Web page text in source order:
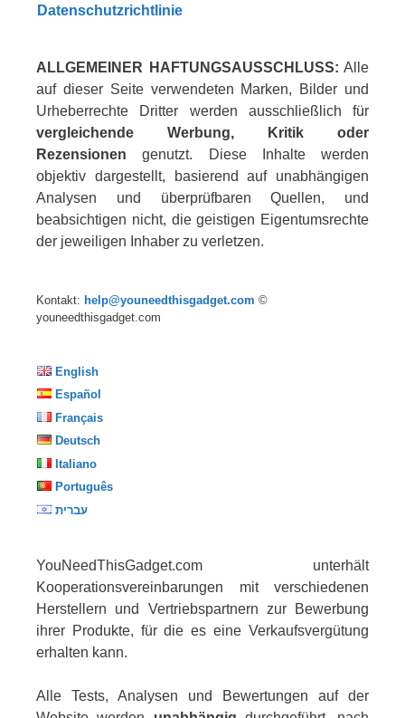
Datenschutzrichtlinie
ALLGEMEINER HAFTUNGSAUSSCHLUSS: Alle
auf dieser Seite verwendeten Marken, Bilder und
Urheberrechte Dritter werden ausschließlich für
vergleichende Werbung, Kritik oder
Rezensionen genutzt. Diese Inhalte werden
objektiv dargestellt, basierend auf unabhängigen
Analysen und überprüfbaren Quellen, und
beabsichtigen nicht, die geistigen Eigentumsrechte
der jeweiligen Inhaber zu verletzen.
Kontakt: help@youneedthisgadget.com ©
youneedthisgadget.com
English
Español
Français
Deutsch
Italiano
Português
עברית
YouNeedThisGadget.com unterhält
Kooperationsvereinbarungen mit verschiedenen
Herstellern und Vertriebspartnern zur Bewerbung
ihrer Produkte, für die es eine Verkaufsvergütung
erhalten kann.
Alle Tests, Analysen und Bewertungen auf der